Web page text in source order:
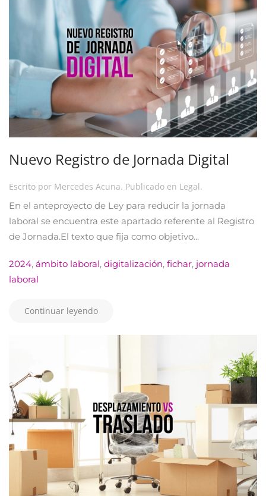
Nuevo Registro de Jornada Digital
Escrito por Mercedes Acuna. Publicado en Legal.
En el anteproyecto de Ley para reducir la jornada
laboral se encuentra este apartado referente al Registro
de Jornada.El texto que fija como objetivo...
2024, ámbito laboral, digitalización, fichar, jornada
laboral
Continuar leyendo